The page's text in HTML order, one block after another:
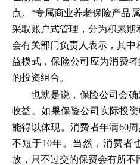
点。“专属商业养老保险产品
采取账户式管理，分为积累期
会有关部门负责人表示，其中
益模式，保险公司应为消费
的投资组合。
也就是说，保险公司会
收益。如果保险公司实际投
能得以体现。消费者年满60
不短于10年。当然，消费者
故，只不过交的保费会有所不